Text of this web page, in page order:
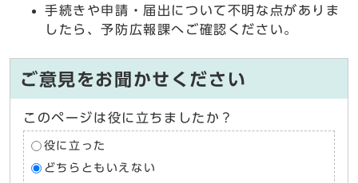
手続きや申請・届出について不明な点がありま
したら、予防広報課へご確認ください。
ご意見をお聞かせください
このページは役に立ちましたか？
役に立った
どちらともいえない